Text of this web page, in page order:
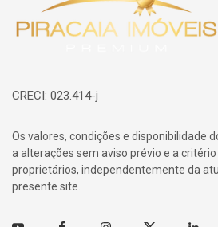
CRECI: 023.414-j
Os valores, condições e disponibilidade
a alterações sem aviso prévio e a
proprietários, independentemente da
presente site.